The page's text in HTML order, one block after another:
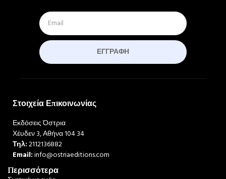
ΕΓΓΡΑΦΉ
Στοιχεία Επικοινωνίας
Εκδόσεις Όστρια
Χέυδεν 3, Αθήνα 104 34
Τηλ:2112136882
Email:info@ostriaeditions.com
Περισσότερα